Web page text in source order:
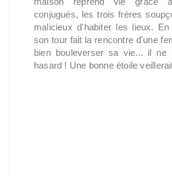
conjugués, les trois frères
malicieux d'habiter les lieux.
son tour fait la rencontre d'une
bien bouleverser sa vie... il ne
hasard ! Une bonne étoile